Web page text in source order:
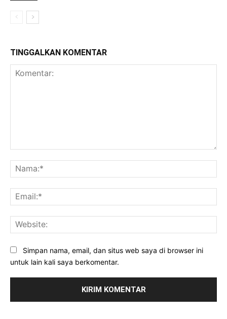
TINGGALKAN KOMENTAR
Simpan nama, email, dan situs web saya di browser ini
untuk lain kali saya berkomentar.